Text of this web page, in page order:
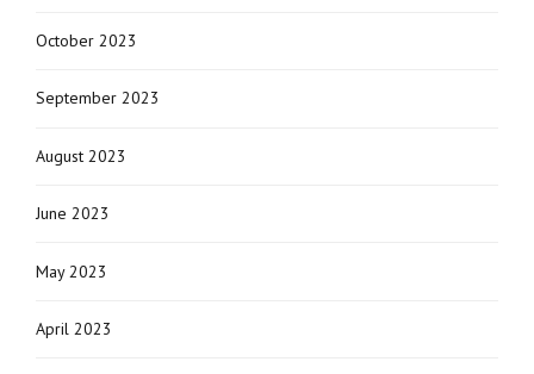
October 2023
September 2023
August 2023
June 2023
May 2023
April 2023